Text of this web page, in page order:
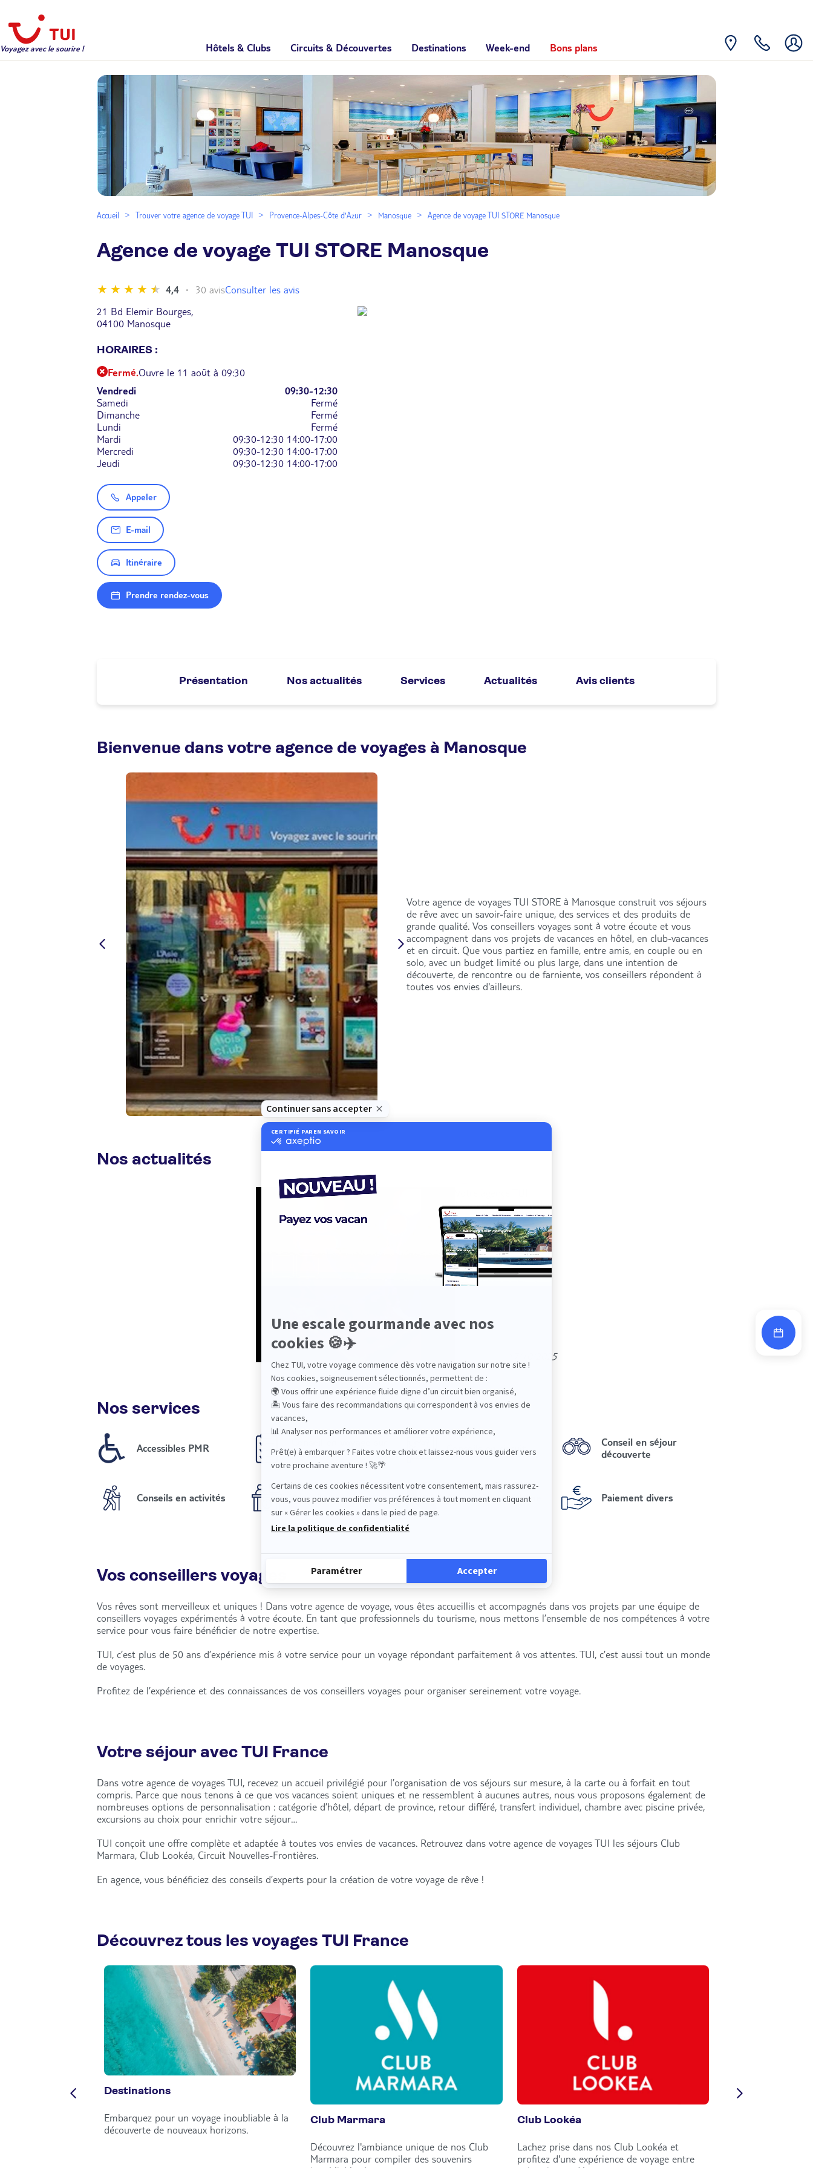
Voyagez avec le sourire ! Hôtels & Clubs Circuits & Découvertes Destinations Week-end Bons plans
Accueil Trouver votre agence de voyage TUI Provence-Alpes-Côte d'Azur Manosque Agence de voyage TUI STORE Manosque
Agence de voyage TUI STORE Manosque
4,4 30 avisConsulter les avis
21 Bd Elemir Bourges,
04100 Manosque
HORAIRES :
Fermé.Ouvre le 11 août à 09:30
Vendredi
09:30-12:30
Samedi
Fermé
Dimanche
Fermé
Lundi
Fermé
Mardi
09:30-12:30 14:00-17:00
Mercredi
09:30-12:30 14:00-17:00
Jeudi
09:30-12:30 14:00-17:00
Appeler
E-mail
Itinéraire
Prendre rendez-vous
Présentation Nos actualités Services Actualités Avis clients
Bienvenue dans votre agence de voyages à Manosque
Votre agence de voyages TUI STORE à Manosque construit vos séjours
de rêve avec un savoir-faire unique, des services et des produits de
grande qualité. Vos conseillers voyages sont à votre écoute et vous
accompagnent dans vos projets de vacances en hôtel, en club-vacances
et en circuit. Que vous partiez en famille, entre amis, en couple ou en
solo, avec un budget limité ou plus large, dans une intention de
découverte, de rencontre ou de farniente, vos conseillers répondent à
toutes vos envies d'ailleurs.
Nos actualités
Manosque, se pare des
couleurs d'Halloween
👻🎃
17/10/2025
Nos services
Accessibles PMR
mesure
Conseils en circuit
Conseil en séjour
découverte
Conseils en activités Accueil en agence Accueil par téléphone Paiement divers
Vos conseillers voyages
Vos rêves sont merveilleux et uniques ! Dans votre agence de voyage, vous êtes accueillis et accompagnés dans vos projets par une équipe de
conseillers voyages expérimentés à votre écoute. En tant que professionnels du tourisme, nous mettons l’ensemble de nos compétences à votre
service pour vous faire bénéficier de notre expertise.
TUI, c’est plus de 50 ans d’expérience mis à votre service pour un voyage répondant parfaitement à vos attentes. TUI, c’est aussi tout un monde
de voyages.
Profitez de l’expérience et des connaissances de vos conseillers voyages pour organiser sereinement votre voyage.
Votre séjour avec TUI France
Dans votre agence de voyages TUI, recevez un accueil privilégié pour l’organisation de vos séjours sur mesure, à la carte ou à forfait en tout
compris. Parce que nous tenons à ce que vos vacances soient uniques et ne ressemblent à aucunes autres, nous vous proposons également de
nombreuses options de personnalisation : catégorie d’hôtel, départ de province, retour différé, transfert individuel, chambre avec piscine privée,
excursions au choix pour enrichir votre séjour…
TUI conçoit une offre complète et adaptée à toutes vos envies de vacances. Retrouvez dans votre agence de voyages TUI les séjours Club
Marmara, Club Lookéa, Circuit Nouvelles-Frontières.
En agence, vous bénéficiez des conseils d’experts pour la création de votre voyage de rêve !
Découvrez tous les voyages TUI France
Destinations
Embarquez pour un voyage inoubliable à la
découverte de nouveaux horizons.
Club Marmara
Découvrez l'ambiance unique de nos Club
Marmara pour compiler des souvenirs
Club Lookéa
Lachez prise dans nos Club Lookéa et
profitez d'une expérience de voyage entre